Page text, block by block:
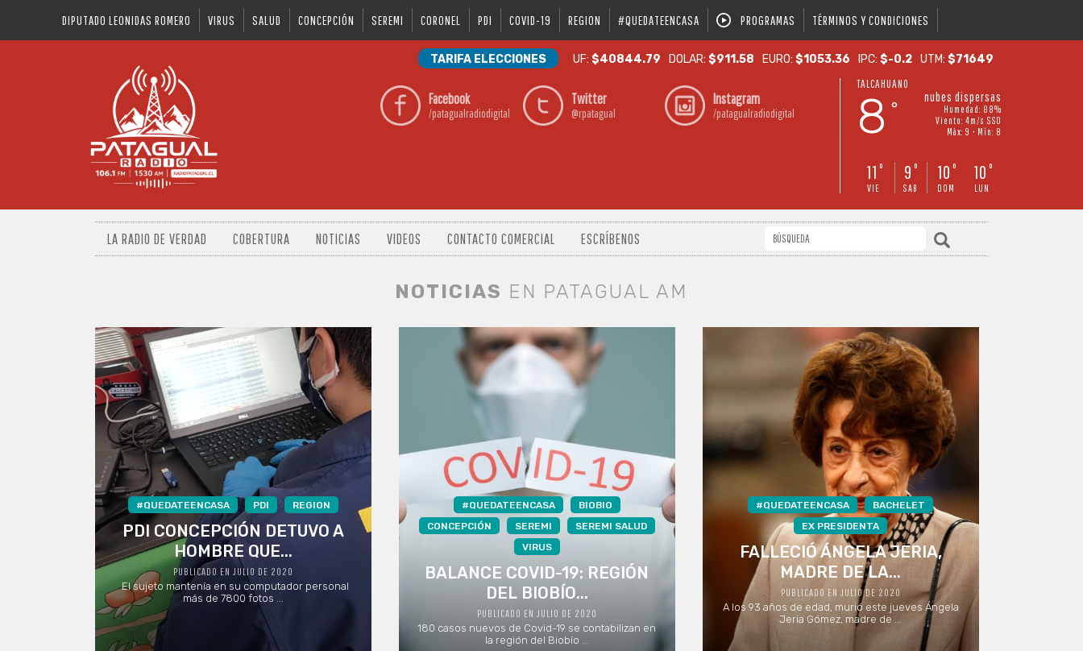
DIPUTADO LEONIDAS ROMERO VIRUS SALUD CONCEPCIÓN SEREMI CORONEL PDI COVID-19 REGION #QUEDATEENCASA PROGRAMAS TÉRMINOS Y CONDICIONES
TARIFA ELECCIONES UF:$40844.79 DOLAR:$911.58 EURO:$1053.36 IPC:$-0.2 UTM:$71649
Facebook
/patagualradiodigital
Twitter
@rpatagual
Instagram
/patagualradiodigital
TALCAHUANO
8 °
nubes dispersas
Humedad: 88%
Viento: 4m/s SSO
Máx: 9 • Mín: 8
11 °
VIE
9 °
SAB
10 °
DOM
10 °
LUN
LA RADIO DE VERDAD COBERTURA NOTICIAS VIDEOS CONTACTO COMERCIAL ESCRÍBENOS
NOTICIAS EN PATAGUAL AM
#QUEDATEENCASA PDI REGION
PDI CONCEPCIÓN DETUVO A
HOMBRE QUE...
PUBLICADO EN JULIO DE 2020
El sujeto mantenía en su computador personal
más de 7800 fotos ...
#QUEDATEENCASA
BIOBIO
CONCEPCIÓN
SEREMI
SEREMI SALUD
VIRUS
BALANCE COVID-19: REGIÓN
DEL BIOBÍO...
PUBLICADO EN JULIO DE 2020
180 casos nuevos de Covid-19 se contabilizan en
la región del Biobío ...
#QUEDATEENCASA
BACHELET
EX PRESIDENTA
FALLECIÓ ÁNGELA JERIA,
MADRE DE LA...
PUBLICADO EN JULIO DE 2020
A los 93 años de edad, murió este jueves Ángela
Jeria Gómez, madre de ...